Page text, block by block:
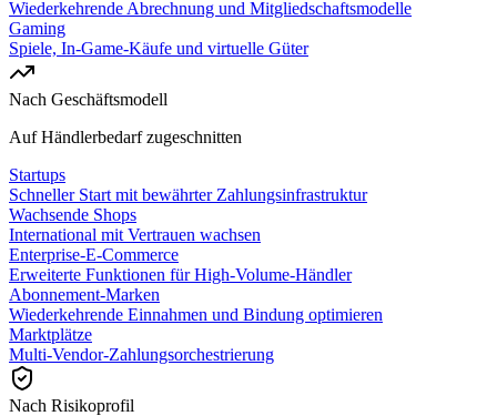
Wiederkehrende Abrechnung und Mitgliedschaftsmodelle
Gaming
Spiele, In-Game-Käufe und virtuelle Güter
Nach Geschäftsmodell
Auf Händlerbedarf zugeschnitten
Startups
Schneller Start mit bewährter Zahlungsinfrastruktur
Wachsende Shops
International mit Vertrauen wachsen
Enterprise-E-Commerce
Erweiterte Funktionen für High-Volume-Händler
Abonnement-Marken
Wiederkehrende Einnahmen und Bindung optimieren
Marktplätze
Multi-Vendor-Zahlungsorchestrierung
Nach Risikoprofil